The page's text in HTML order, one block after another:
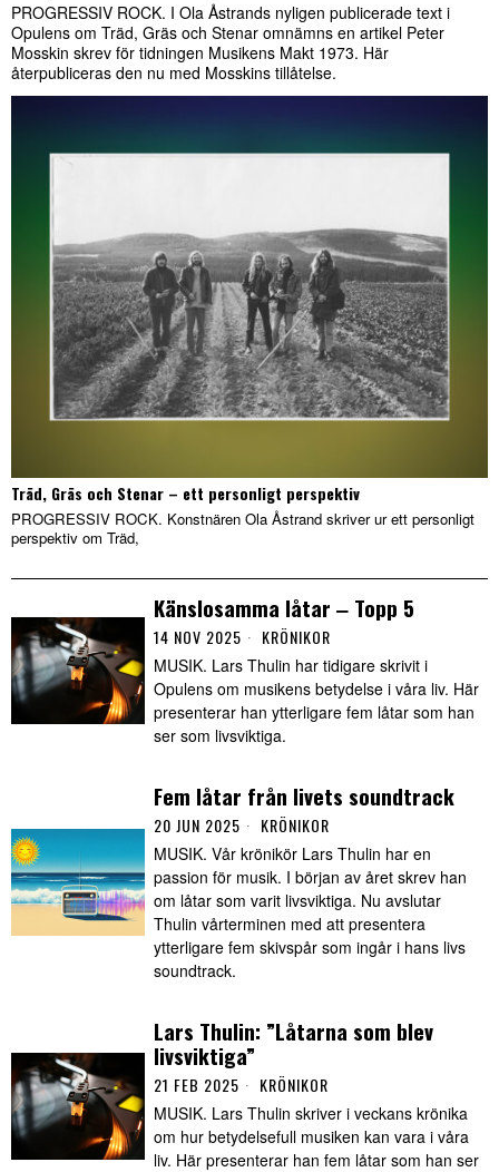
PROGRESSIV ROCK. I Ola Åstrands nyligen publicerade text i
Opulens om Träd, Gräs och Stenar omnämns en artikel Peter
Mosskin skrev för tidningen Musikens Makt 1973. Här
återpubliceras den nu med Mosskins tillåtelse.
Träd, Gräs och Stenar – ett personligt perspektiv
PROGRESSIV ROCK. Konstnären Ola Åstrand skriver ur ett personligt
perspektiv om Träd,
Känslosamma låtar ‒ Topp 5
14 NOV 2025 KRÖNIKOR
MUSIK. Lars Thulin har tidigare skrivit i
Opulens om musikens betydelse i våra liv. Här
presenterar han ytterligare fem låtar som han
ser som livsviktiga.
Fem låtar från livets soundtrack
20 JUN 2025 KRÖNIKOR
MUSIK. Vår krönikör Lars Thulin har en
passion för musik. I början av året skrev han
om låtar som varit livsviktiga. Nu avslutar
Thulin vårterminen med att presentera
ytterligare fem skivspår som ingår i hans livs
soundtrack.
Lars Thulin: ”Låtarna som blev
livsviktiga”
21 FEB 2025 KRÖNIKOR
MUSIK. Lars Thulin skriver i veckans krönika
om hur betydelsefull musiken kan vara i våra
liv. Här presenterar han fem låtar som han ser